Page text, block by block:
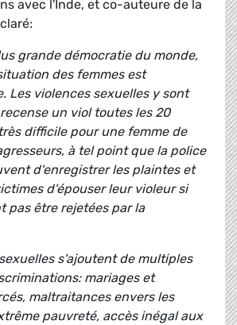
avec l'Inde, et co-auteure de la
grande démocratie du monde,
des femmes est
Les violences sexuelles y sont
un viol toutes les 20
difficile pour une femme de
à tel point que la police
d'enregistrer les plaintes et
d'épouser leur violeur si
pas être rejetées par la
s'ajoutent de multiples
mariages et
maltraitances envers les
pauvreté, accès inégal aux